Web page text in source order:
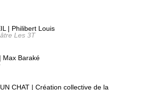
| Philibert Louis
Les 3T
Max Baraké
CHAT | Création collective de la